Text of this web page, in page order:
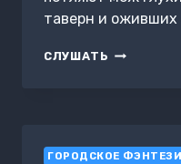
таверн и оживших
СЛУШАТЬ БЕЗЛЮДИ.
ГОРОДСКОЕ ФЭНТЕЗИ